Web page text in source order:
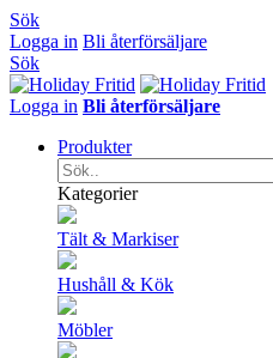
Sök
Logga in Bli återförsäljare
Sök
Logga in Bli återförsäljare
Produkter
Kategorier
Tält & Markiser
Hushåll & Kök
Möbler